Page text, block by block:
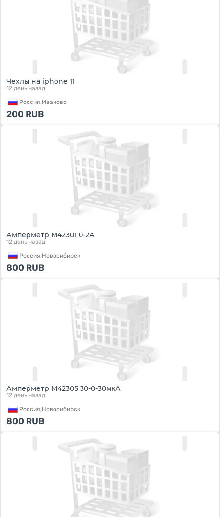
Чехлы на iphone 11
12 день назад
Россия,Иваново
200 RUB
Амперметр М42301 0-2А
12 день назад
Россия,Новосибирск
800 RUB
Амперметр М42305 30-0-30мкА
12 день назад
Россия,Новосибирск
800 RUB